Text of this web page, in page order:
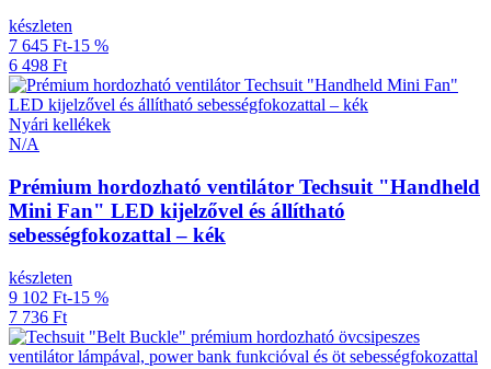
készleten
7 645 Ft-15 %
6 498 Ft
Nyári kellékek
N/A
Prémium hordozható ventilátor Techsuit "Handheld
Mini Fan" LED kijelzővel és állítható
sebességfokozattal – kék
készleten
9 102 Ft-15 %
7 736 Ft